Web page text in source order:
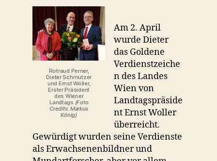
Rotraud Perner,
Dieter Schmutzer
und Ernst Woller,
Erster Präsident
des Wiener
Landtags (Foto
Credits: Markus
König)
Am 2. April
wurde Dieter
das Goldene
Verdienstzeiche
n des Landes
Wien von
Landtagspräside
nt Ernst Woller
überreicht.
Gewürdigt wurden seine Verdienste
als Erwachsenenbildner und